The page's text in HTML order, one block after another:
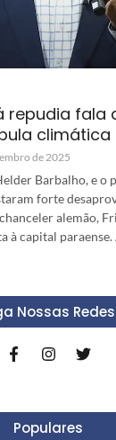
repudia fala
climática
de 2025
Barbalho, e o
forte
alemão,
à capital paraense.
Nossas Redes
Populares